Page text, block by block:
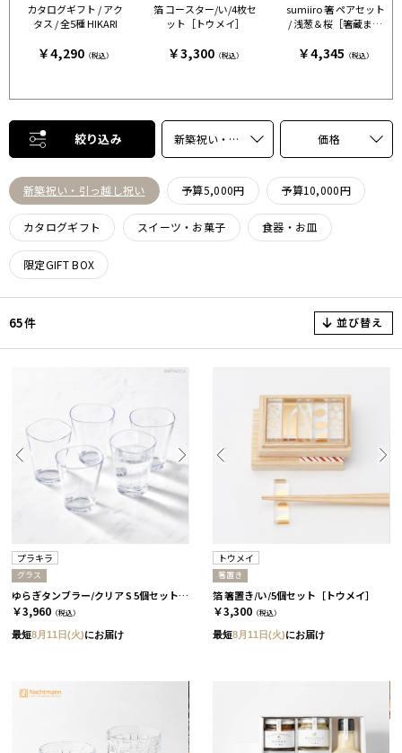
カタログギフト / アク
タス / 全5種 HIKARI
￥4,290（税込）
箔 コースター/い/4枚セ
ット［トウメイ］
￥3,300（税込）
sumiiro 箸 ペアセット
/ 浅葱＆桜［箸蔵まつ
￥4,345 （税込）
絞り込み 新築祝い・引っ越し祝い 価格
新築祝い・引っ越し祝い 予算5,000円 予算10,000円
カタログギフト スイーツ・お菓子 食器・お皿
限定GIFT BOX
65件 並び替え
プラキラ
グラス
ゆらぎタンブラー/クリア S 5個セット［プラキラ］
￥3,960 （税込）
最短8月11日(火)にお届け
トウメイ
箸置き
箔 箸置き/い/5個セット［トウメイ］
￥3,300 （税込）
最短8月11日(火)にお届け